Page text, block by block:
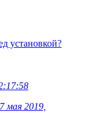
установкой?
2019,